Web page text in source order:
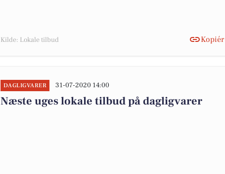
Kilde: Lokale tilbud
DAGLIGVARER 31-07-2020 14:00
Næste uges lokale tilbud på dagligvarer